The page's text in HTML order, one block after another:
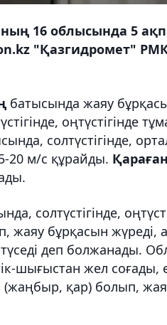
16 облысында 5
"Қазгидромет"
батысында жаяу
оңтүстігінде
солтүстігінде,
20 м/с құрайды.
солтүстігінде,
бұрқасын жүреді,
деп болжанады.
шығыстан жел соғады,
қар) болып,